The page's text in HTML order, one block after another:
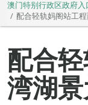
澳门特别行政区政府入
配合轻轨妈阁站工
配合
湾湖